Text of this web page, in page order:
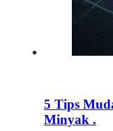
5 Tips
Minyak .